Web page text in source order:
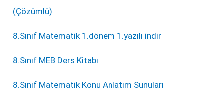
(Çözümlü)
8.Sınıf Matematik 1.dönem 1.yazılı indir
8.Sınıf MEB Ders Kitabı
8.Sınıf Matematik Konu Anlatım Sunuları